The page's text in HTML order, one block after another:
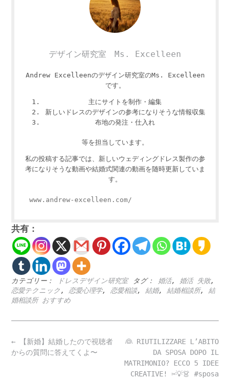
デザイン研究室 Ms. Excelleen
Andrew Excelleenのデザイン研究室のMs. Excelleen
です。
主にサイトを制作・編集
新しいドレスのデザインの参考になりそうな情報収集
布地の発注・仕入れ
等を担当しています。
私の投稿する記事では、新しいウェディングドレス製作の参
考になりそうな動画や結婚式関連の動画を随時更新していま
す。
www.andrew-excelleen.com/
共有：
カテゴリー： ドレスデザイン研究室 タグ： 婚活, 婚活 失敗,
恋愛テクニック , 恋愛心理学, 恋愛相談, 結婚, 結婚相談所, 結
婚相談所 おすすめ
Post
navigation
👰‍ RIUTILIZZARE L’ABITO
DA SPOSA DOPO IL
MATRIMONIO? ECCO 5 IDEE
CREATIVE! ✂️💡👗 #sposa
← 【新婚】結婚したので視聴者
からの質問に答えてくよ〜